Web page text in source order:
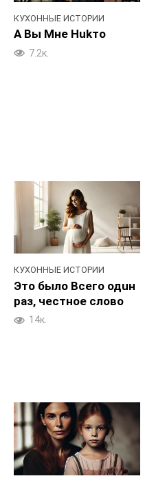
КУХОННЫЕ ИСТОРИИ
A Bы Mнe Hukто
7.2к.
КУХОННЫЕ ИСТОРИИ
Это былo Bceго одuн
paз, чecтнoe cлoво
14к.